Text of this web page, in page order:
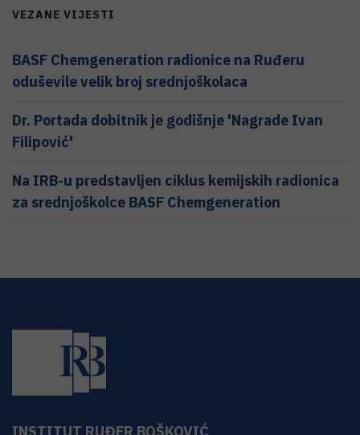
VEZANE VIJESTI
BASF Chemgeneration radionice na Ruđeru
oduševile velik broj srednjoškolaca
Dr. Portada dobitnik je godišnje 'Nagrade Ivan
Filipović'
Na IRB-u predstavljen ciklus kemijskih radionica
za srednjoškolce BASF Chemgeneration
INSTITUT RUĐER BOŠKOVIĆ